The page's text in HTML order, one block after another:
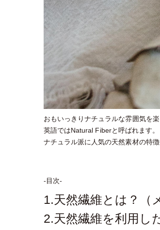
おもいっきりナチュラルな雰囲気を楽
英語ではNatural Fiberと呼ばれます。
ナチュラル派に人気の天然素材の特
-目次-
1.天然繊維とは？（
2.天然繊維を利用し